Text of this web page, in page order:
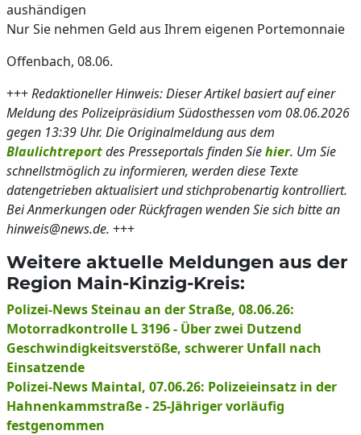
aushändigen
Nur Sie nehmen Geld aus Ihrem eigenen Portemonnaie
Offenbach, 08.06.
+++Redaktioneller Hinweis: Dieser Artikel basiert auf einer
Meldung des Polizeipräsidium Südosthessen vom 08.06.2026
gegen 13:39 Uhr. Die Originalmeldung aus dem
Blaulichtreportdes Presseportals finden Siehier. Um Sie
schnellstmöglich zu informieren, werden diese Texte
datengetrieben aktualisiert und stichprobenartig kontrolliert.
Bei Anmerkungen oder Rückfragen wenden Sie sich bitte an
hinweis@news.de. +++
Weitere aktuelle Meldungen aus der
Region Main-Kinzig-Kreis:
Polizei-News Steinau an der Straße, 08.06.26:
Motorradkontrolle L 3196 - Über zwei Dutzend
Geschwindigkeitsverstöße, schwerer Unfall nach
Einsatzende
Polizei-News Maintal, 07.06.26: Polizeieinsatz in der
Hahnenkammstraße - 25-Jähriger vorläufig
festgenommen